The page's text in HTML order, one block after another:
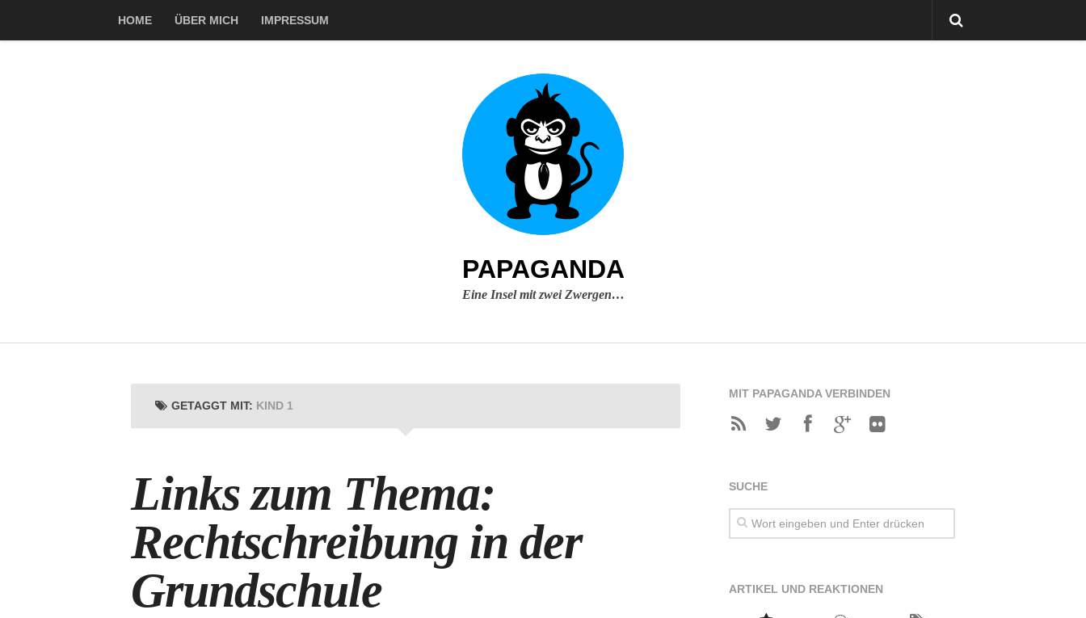
HOME ÜBER MICH IMPRESSUM
PAPAGANDA
Eine Insel mit zwei Zwergen…
GETAGGT MIT: KIND 1
Links zum Thema:
Rechtschreibung in der
Grundschule
MIT PAPAGANDA VERBINDEN
SUCHE
ARTIKEL UND REAKTIONEN